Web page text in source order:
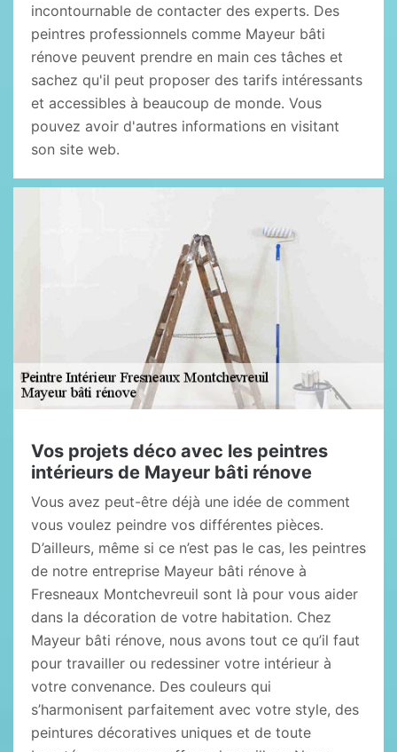
incontournable de contacter des experts. Des
peintres professionnels comme Mayeur bâti
rénove peuvent prendre en main ces tâches et
sachez qu'il peut proposer des tarifs intéressants
et accessibles à beaucoup de monde. Vous
pouvez avoir d'autres informations en visitant
son site web.
Vos projets déco avec les peintres
intérieurs de Mayeur bâti rénove
Vous avez peut-être déjà une idée de comment
vous voulez peindre vos différentes pièces.
D’ailleurs, même si ce n’est pas le cas, les peintres
de notre entreprise Mayeur bâti rénove à
Fresneaux Montchevreuil sont là pour vous aider
dans la décoration de votre habitation. Chez
Mayeur bâti rénove, nous avons tout ce qu’il faut
pour travailler ou redessiner votre intérieur à
votre convenance. Des couleurs qui
s’harmonisent parfaitement avec votre style, des
peintures décoratives uniques et de toute